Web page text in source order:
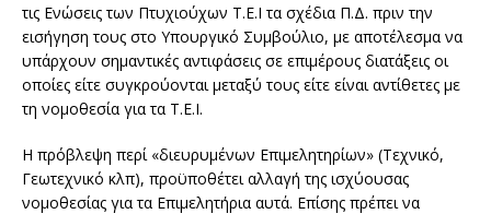
τις Ενώσεις των Πτυχιούχων Τ.Ε.Ι τα σχέδια Π.Δ. πριν την
εισήγηση τους στο Υπουργικό Συμβούλιο, με αποτέλεσμα να
υπάρχουν σημαντικές αντιφάσεις σε επιμέρους διατάξεις οι
οποίες είτε συγκρούονται μεταξύ τους είτε είναι αντίθετες με
τη νομοθεσία για τα Τ.Ε.Ι.
Η πρόβλεψη περί «διευρυμένων Επιμελητηρίων» (Τεχνικό,
Γεωτεχνικό κλπ), προϋποθέτει αλλαγή της ισχύουσας
νομοθεσίας για τα Επιμελητήρια αυτά. Επίσης πρέπει να